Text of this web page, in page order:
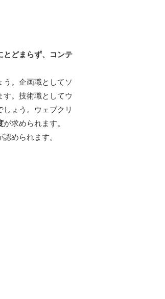
とどまらず、コンテ
。企画職としてソ
。技術職としてウ
ょう。ウェブクリ
が求められます。
められます。